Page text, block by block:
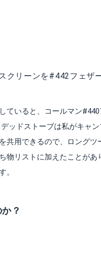
クリーンを#442フェザ
ていると、コールマン
ッドストーブは私がキャ
共用できるので、ロング
物リストに加えたことが
。
？